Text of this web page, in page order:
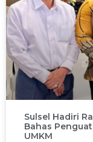
Sulsel Hadiri
Bahas
UMKM